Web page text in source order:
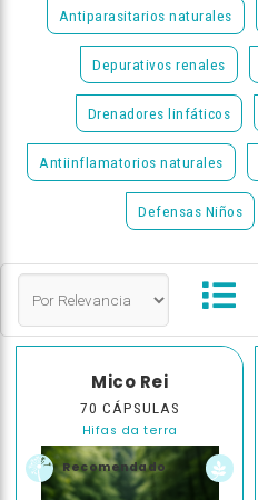
Antiparasitarios naturales
Depurativos renales
Drenadores linfáticos
Antiinflamatorios naturales
Defensas Niños
Mico Rei
70 CÁPSULAS
Hifas da terra
Recomendado